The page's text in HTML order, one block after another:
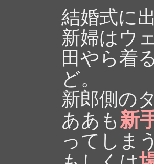
結婚式に
新婦はウ
田やら着
ど。
新郎側の
ああも新
ってしま